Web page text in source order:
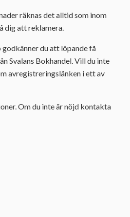
räknas det alltid som inom
dig att reklamera.
du att löpande få
Svalans Bokhandel. Vill du inte
avregistreringslänken i ett av
Om du inte är nöjd kontakta